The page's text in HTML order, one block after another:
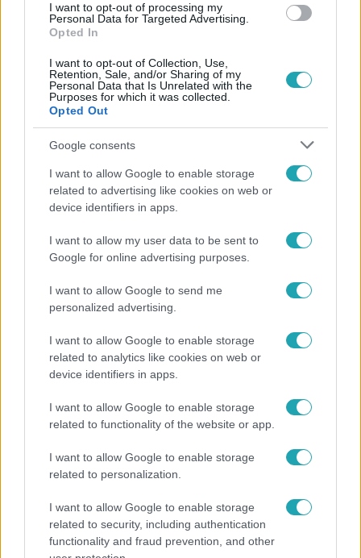
I want to opt-out of processing my
Personal Data for Targeted Advertising.
Opted In
I want to opt-out of Collection, Use,
Retention, Sale, and/or Sharing of my
Personal Data that Is Unrelated with the
Purposes for which it was collected.
Opted Out
Google consents
I want to allow Google to enable storage
related to advertising like cookies on web or
device identifiers in apps.
I want to allow my user data to be sent to
Google for online advertising purposes.
I want to allow Google to send me
personalized advertising.
I want to allow Google to enable storage
related to analytics like cookies on web or
device identifiers in apps.
I want to allow Google to enable storage
related to functionality of the website or app.
I want to allow Google to enable storage
related to personalization.
I want to allow Google to enable storage
related to security, including authentication
functionality and fraud prevention, and other
3:03
Karácsony Gergely nem akarja, hogy a Bayer
Construct irodakomplexuma üresen maradjon
Grúz fiatal erőszakoskodott egy 18 éves magyar
lányok segítettek